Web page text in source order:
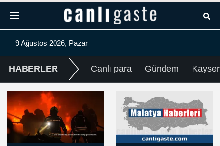
9 Ağustos 2026, Pazar
HABERLER Canlı para Gündem